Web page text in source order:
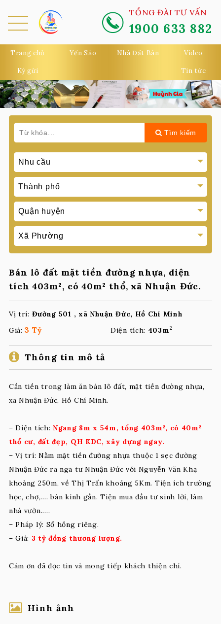
TỔNG ĐÀI TƯ VẤN
1900 633 882
Trang chủ Yến Sào Nhà Đất Bán Video
Ký gửi Tin tức
MEN
Tìm kiếm
Bán lô đất mặt tiền đường nhựa, diện
tích 403m², có 40m² thổ, xã Nhuận Đức.
Vị trí: Đường 501 , xã Nhuận Đức, Hồ Chí Minh
Giá:3 Tỷ Diện tích: 403m2
Thông tin mô tả
Cần tiền trong làm ăn bán lô đất, mặt tiền đường nhựa,
xã Nhuận Đức, Hồ Chí Minh.
– Diện tích:Ngang 8m x 54m, tổng 403m², có 40m²
thổ cư, đất đẹp, QH KDC, xây dựng ngay.
– Vị trí: Nằm mặt tiền đường nhựa thuộc 1 sẹc đường
Nhuận Đức ra ngã tư Nhuận Đức với Nguyễn Văn Khạ
khoảng 250m, về Thị Trấn khoảng 5Km. Tiện ích trường
học, chợ,…. bán kính gần. Tiện mua đầu tư sinh lời, làm
nhà vườn.….
– Pháp lý: Sổ hồng riêng.
– Giá: 3 tỷ đồng thương lượng.
Cám ơn đã đọc tin và mong tiếp khách thiện chí.
Hình ảnh